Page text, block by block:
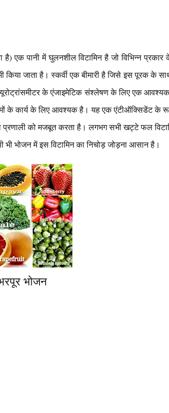
है) एक पानी में घुलनशील विटामिन है जो विभिन्न प्रकार
जाता है। स्कर्वी एक बीमारी है जिसे इस पूरक के
के एंजाइमेटिक संश्लेषण के लिए एक
के कार्य के लिए आवश्यक है। यह एक एंटीऑक्सिडेंट के
प्रणाली को मजबूत करता है। लगभग सभी खट्टे फल
भोजन में इस विटामिन का निचोड़ जोड़ना आसान है।
भोजन